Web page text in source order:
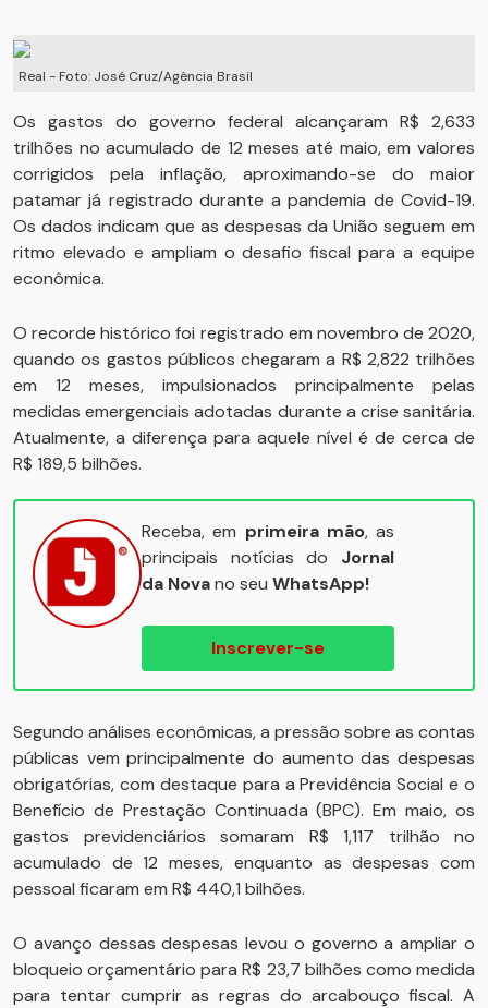
Real - Foto: José Cruz/Agência Brasil
Os gastos do governo federal alcançaram R$ 2,633
trilhões no acumulado de 12 meses até maio, em valores
corrigidos pela inflação, aproximando-se do maior
patamar já registrado durante a pandemia de Covid-19.
Os dados indicam que as despesas da União seguem em
ritmo elevado e ampliam o desafio fiscal para a equipe
econômica.
O recorde histórico foi registrado em novembro de 2020,
quando os gastos públicos chegaram a R$ 2,822 trilhões
em 12 meses, impulsionados principalmente pelas
medidas emergenciais adotadas durante a crise sanitária.
Atualmente, a diferença para aquele nível é de cerca de
R$ 189,5 bilhões.
Receba, em primeira mão, as
principais notícias do Jornal
da Novano seu WhatsApp!
Inscrever-se
Segundo análises econômicas, a pressão sobre as contas
públicas vem principalmente do aumento das despesas
obrigatórias, com destaque para a Previdência Social e o
Benefício de Prestação Continuada (BPC). Em maio, os
gastos previdenciários somaram R$ 1,117 trilhão no
acumulado de 12 meses, enquanto as despesas com
pessoal ficaram em R$ 440,1 bilhões.
O avanço dessas despesas levou o governo a ampliar o
bloqueio orçamentário para R$ 23,7 bilhões como medida
para tentar cumprir as regras do arcabouço fiscal. A